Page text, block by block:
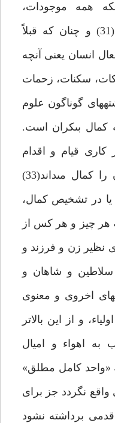
همه موجودات،
مفطور به فطرت توحيدى‏اند(31) و چنان كه قبلاً
انسان يعنى آنچه
سكنات، زحمات
گوناگون علوم
كمال بى‏كران است.
قيام و اقدام
مى‏كند براى آن است كه آن را كمال مى‏داند(33)
يا در تشخيص كمال،
هر چيز و هر كس از
نظير زن و فرزند و
و شاهان و
اخروى و معنوى
و از اين بالاتر
به اهواء و اميال
«واحد كامل مطلق»
واقع نگردد جز براى
برداشته نشود